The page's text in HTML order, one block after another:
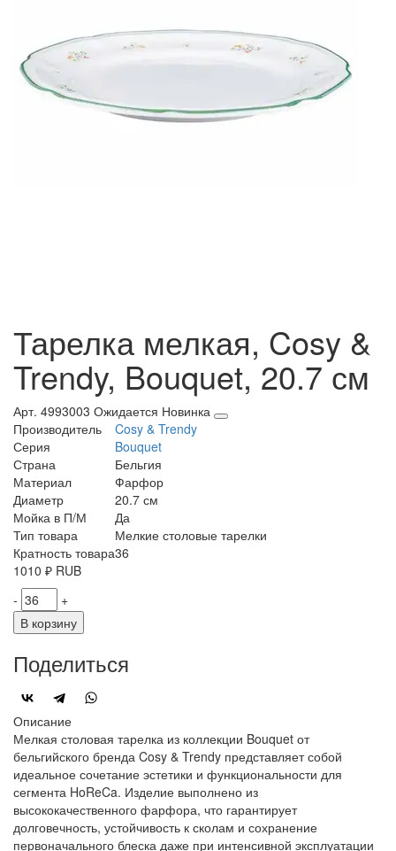
Тарелка мелкая, Cosy &
Trendy, Bouquet, 20.7 см
Арт. 4993003 Ожидается Новинка
Производитель
Cosy & Trendy
Серия
Bouquet
Страна
Бельгия
Материал
Фарфор
Диаметр
20.7 см
Мойка в П/М
Да
Тип товара
Мелкие столовые тарелки
Кратность товара36
1010 ₽ RUB
-
+
В корзину
Поделиться
Описание
Мелкая столовая тарелка из коллекции Bouquet от
бельгийского бренда Cosy & Trendy представляет собой
идеальное сочетание эстетики и функциональности для
сегмента HoReCa. Изделие выполнено из
высококачественного фарфора, что гарантирует
долговечность, устойчивость к сколам и сохранение
первоначального блеска даже при интенсивной эксплуатации